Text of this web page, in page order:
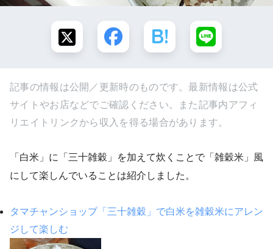
記事の情報は公開／更新時のものです。最新情報は公式
サイトやお店などでご確認ください。また記事内アフィ
リエイトリンクから収入を得る場合があります。
「白米」に「三十雑穀」を加えて炊くことで「雑穀米」風
にして楽しんでいることは紹介しました。
タマチャンショップ「三十雑穀」で白米を雑穀米にアレン
ジして楽しむ